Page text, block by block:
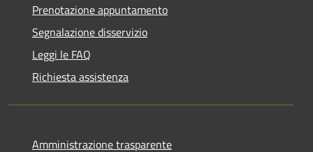
Prenotazione appuntamento
Segnalazione disservizio
Leggi le FAQ
Richiesta assistenza
Amministrazione trasparente